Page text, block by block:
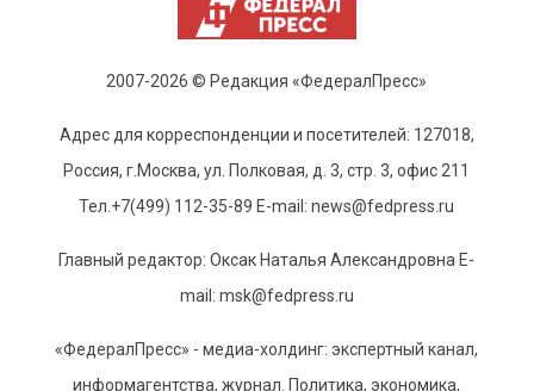
2007-2026 © Редакция «ФедералПресс»
Адрес для корреспонденции и посетителей: 127018,
Россия, г.Москва, ул. Полковая, д. 3, стр. 3, офис 211
Тел.+7(499) 112-35-89 E-mail: news@fedpress.ru
Главный редактор: Оксак Наталья Александровна E-
mail: msk@fedpress.ru
«ФедералПресс» - медиа-холдинг: экспертный канал,
информагентства, журнал. Политика, экономика,